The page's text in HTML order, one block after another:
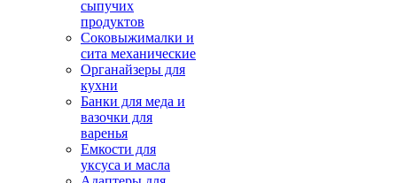
сыпучих
продуктов
Соковыжималки и
сита механические
Органайзеры для
кухни
Банки для меда и
вазочки для
варенья
Емкости для
уксуса и масла